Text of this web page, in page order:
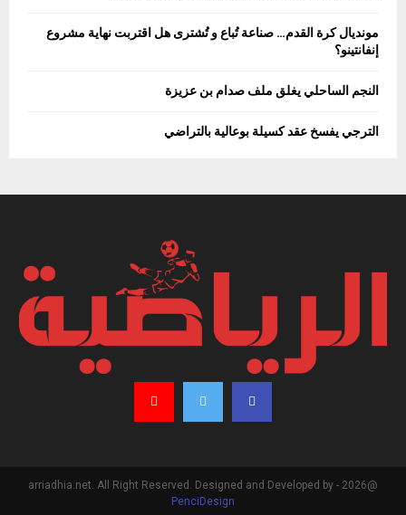
مونديال كرة القدم… صناعة تُباع و تُشترى هل اقتربت نهاية مشروع
إنفانتينو؟
النجم الساحلي يغلق ملف صدام بن عزيزة
الترجي يفسخ عقد كسيلة بوعالية بالتراضي
@2026 - arriadhia.net. All Right Reserved. Designed and Developed by
PenciDesign